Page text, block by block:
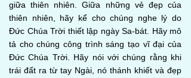
giữa thiên nhiên. Giữa những vẻ đẹp của
thiên nhiên, hãy kể cho chúng nghe lý do
Đức Chúa Trời thiết lập ngày Sa-bát. Hãy mô
tả cho chúng công trình sáng tạo vĩ đại của
Đức Chúa Trời. Hãy nói với chúng rằng khi
trái đất ra từ tay Ngài, nó thánh khiết và đẹp